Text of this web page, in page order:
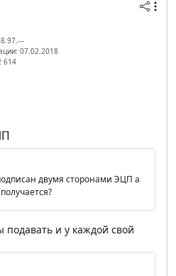
07.02.2018
614
двумя сторонами ЭЦП а
и у каждой свой